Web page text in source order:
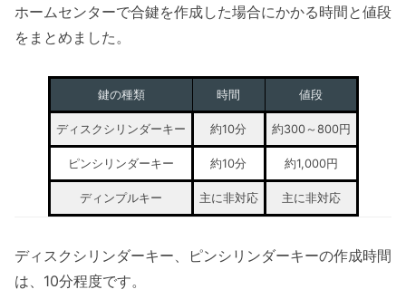
ホームセンターで合鍵を作成した場合にかかる時間と値段
をまとめました。
鍵の種類 時間 値段
ディスクシリンダーキー 約10分 約300～800円
ピンシリンダーキー 約10分 約1,000円
ディンプルキー 主に非対応 主に非対応
ディスクシリンダーキー、ピンシリンダーキーの作成時間
は、10分程度です。